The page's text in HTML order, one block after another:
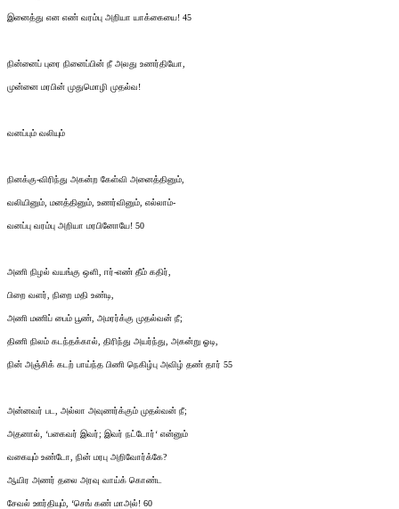
இனைத்து என எண் வரம்பு அறியா யாக்கையை! 45
நின்னைப் புரை நினைப்பின் நீ அலது உணர்தியோ,
முன்னை மரபின் முதுமொழி முதல்வ!
வனப்பும் வலியும்
நினக்கு-விரிந்து அகன்ற கேள்வி அனைத்தினும்,
வலியினும், மனத்தினும், உணர்வினும், எல்லாம்-
வனப்பு வரம்பு அறியா மரபினோயே! 50
அணி நிழல் வயங்கு ஒளி, ஈர்-எண் தீம் கதிர்,
பிறை வளர், நிறை மதி உண்டி,
அணி மணிப் பைம் பூண், அமரர்க்கு முதல்வன் நீ;
திணி நிலம் கடந்தக்கால், திரிந்து அயர்ந்து, அகன்று ஓடி,
நின் அஞ்சிக் கடற் பாய்ந்த பிணி நெகிழ்பு அவிழ் தண் தார் 55
அன்னவர் பட, அல்லா அவுணர்க்கும் முதல்வன் நீ;
அதனால், ‘பகைவர் இவர்; இவர் நட்டோர்‘ என்னும்
வகையும் உண்டோ, நின் மரபு அறிவோர்க்கே?
ஆயிர அணர் தலை அரவு வாய்க் கொண்ட
சேவல் ஊர்தியும், ‘செங் கண் மாஅல்! 60